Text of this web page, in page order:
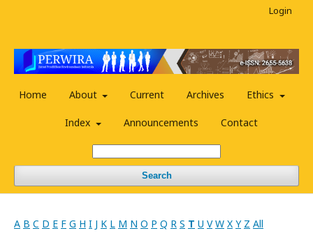
Home About Current Archives Ethics
Index Announcements Contact
Search
Login
A B C D E F G H I J K L M N O P Q R S T U V W X Y Z All